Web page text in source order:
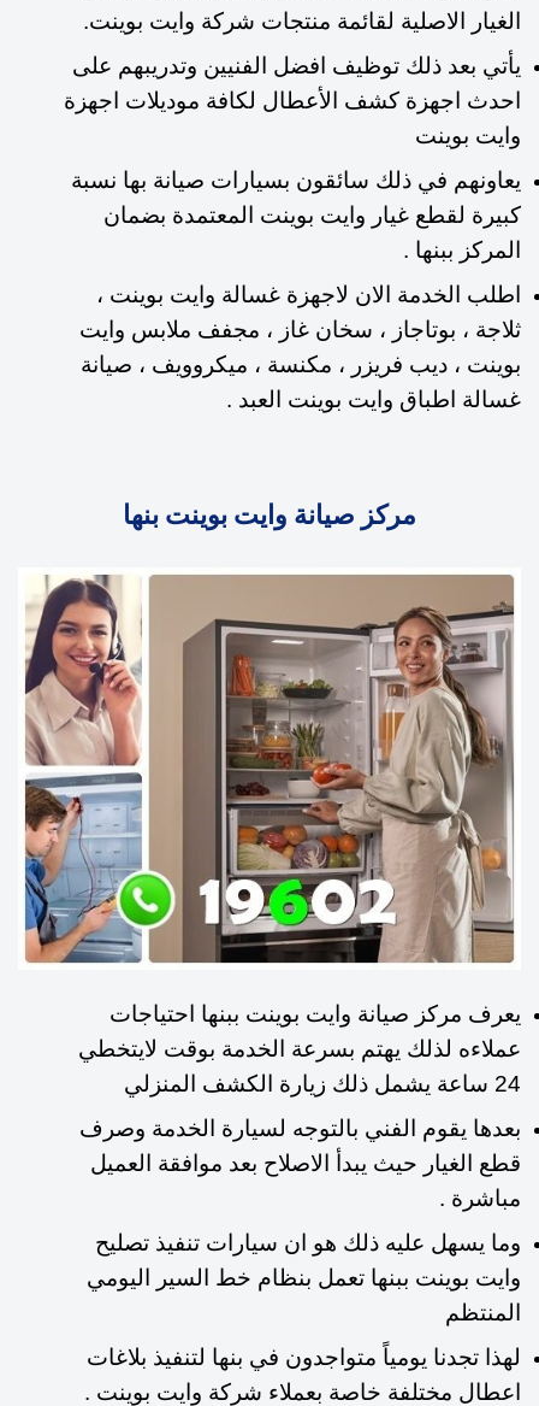
الغيار الاصلية لقائمة منتجات شركة وايت بوينت.
يأتي بعد ذلك توظيف افضل الفنيين وتدريبهم على
احدث اجهزة كشف الأعطال لكافة موديلات اجهزة
وايت بوينت
يعاونهم في ذلك سائقون بسيارات صيانة بها نسبة
كبيرة لقطع غيار وايت بوينت المعتمدة بضمان
المركز ببنها .
اطلب الخدمة الان لاجهزة غسالة وايت بوينت ،
ثلاجة ، بوتاجاز ، سخان غاز ، مجفف ملابس وايت
بوينت ، ديب فريزر ، مكنسة ، ميكروويف ، صيانة
غسالة اطباق وايت بوينت العبد .
مركز صيانة وايت بوينت بنها
يعرف مركز صيانة وايت بوينت ببنها احتياجات
عملاءه لذلك يهتم بسرعة الخدمة بوقت لايتخطي
24 ساعة يشمل ذلك زيارة الكشف المنزلي
بعدها يقوم الفني بالتوجه لسيارة الخدمة وصرف
قطع الغيار حيث يبدأ الاصلاح بعد موافقة العميل
مباشرة .
وما يسهل عليه ذلك هو ان سيارات تنفيذ تصليح
وايت بوينت ببنها تعمل بنظام خط السير اليومي
المنتظم
لهذا تجدنا يومياً متواجدون في بنها لتنفيذ بلاغات
اعطال مختلفة خاصة بعملاء شركة وايت بوينت .